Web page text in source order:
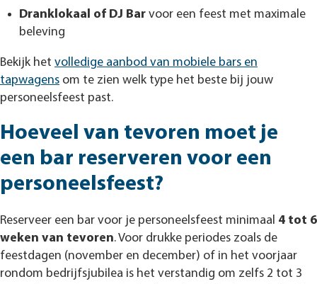
Dranklokaal of DJ Bar voor een feest met maximale
beleving
Bekijk het volledige aanbod van mobiele bars en
tapwagens om te zien welk type het beste bij jouw
personeelsfeest past.
Hoeveel van tevoren moet je
een bar reserveren voor een
personeelsfeest?
Reserveer een bar voor je personeelsfeest minimaal 4 tot 6
weken van tevoren. Voor drukke periodes zoals de
feestdagen (november en december) of in het voorjaar
rondom bedrijfsjubilea is het verstandig om zelfs 2 tot 3